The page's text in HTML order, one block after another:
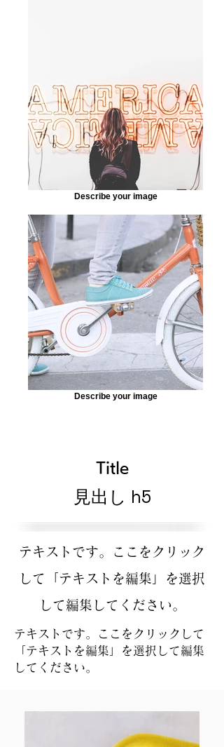
Describe your image
Describe your image
Title
見出し h5
テキストです。ここをクリック
して「テキストを編集」を選択
して編集してください。
テキストです。ここをクリックして
「テキストを編集」を選択して編集
してください。